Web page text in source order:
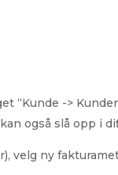
“Kunde ->
også slå opp i
velg ny